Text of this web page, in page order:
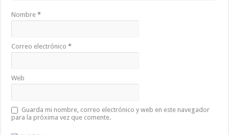
Nombre*
Correo electrónico*
Web
Guarda mi nombre, correo electrónico y web en este navegador
para la próxima vez que comente.